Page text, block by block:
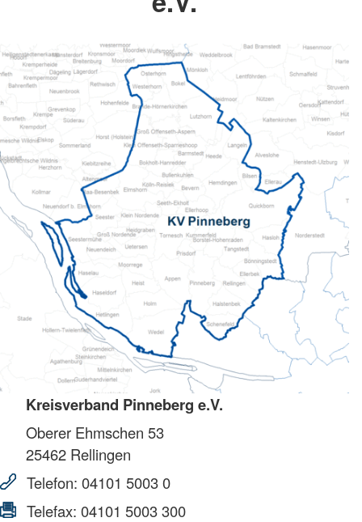
Kreisverband Pinneberg e.V.
Oberer Ehmschen 53
25462 Rellingen
Telefon: 04101 5003 0
Telefax: 04101 5003 300